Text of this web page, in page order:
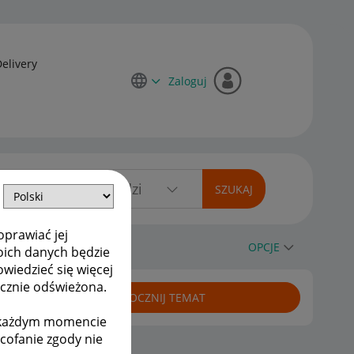
jej
danych będzie
się więcej
odświeżona.
momencie
zgody nie
Zaloguj
OPCJE
ROZPOCZNIJ TEMAT